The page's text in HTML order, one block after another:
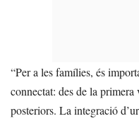
“Per a les famílies, és
connectat: des de la
posteriors. La integració